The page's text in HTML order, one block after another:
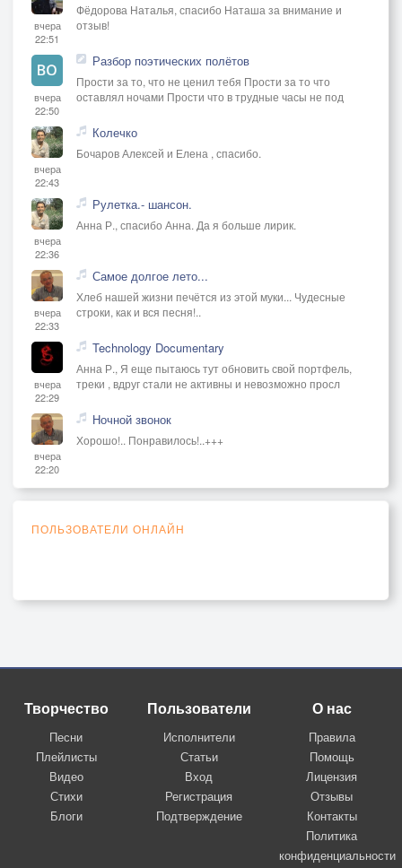
вчера
22:51
Фёдорова Наталья, спасибо Наташа за внимание и
отзыв!
вчера
22:50
Разбор поэтических полётов
Прости за то, что не ценил тебя Прости за то что
оставлял ночами Прости что в трудные часы не под
вчера
22:43
Колечко
Бочаров Алексей и Елена , спасибо.
вчера
22:36
Рулетка.- шансон.
Анна Р., спасибо Анна. Да я больше лирик.
вчера
22:33
Самое долгое лето...
Хлеб нашей жизни печётся из этой муки... Чудесные
строки, как и вся песня!..
вчера
22:29
Technology Documentary
Анна Р., Я еще пытаюсь тут обновить свой портфель,
треки , вдруг стали не активны и невозможно просл
вчера
22:20
Ночной звонок
Хорошо!.. Понравилось!..+++
ПОЛЬЗОВАТЕЛИ ОНЛАЙН
Творчество
Песни
Плейлисты
Видео
Стихи
Блоги
Пользователи
Исполнители
Статьи
Вход
Регистрация
Подтверждение
О нас
Правила
Помощь
Лицензия
Отзывы
Контакты
Политика
конфиденциальности